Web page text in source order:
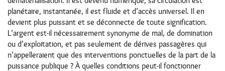
planétaire, instantanée, il est fluide et d’accès universel. Il en
devient plus puissant et se déconnecte de toute signification.
L’argent est-il nécessairement synonyme de mal, de domination
ou d’exploitation, et pas seulement de dérives passagères qui
n’appelleraient que des interventions ponctuelles de la part de la
puissance publique ? À quelles conditions peut-il fonctionner